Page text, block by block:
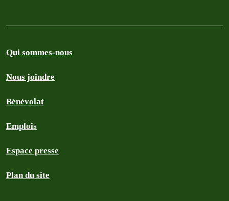
Qui sommes-nous
Nous joindre
Bénévolat
Emplois
Espace presse
Plan du site